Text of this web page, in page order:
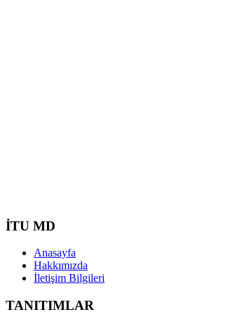
İTU MD
Anasayfa
Hakkımızda
İletişim Bilgileri
TANITIMLAR